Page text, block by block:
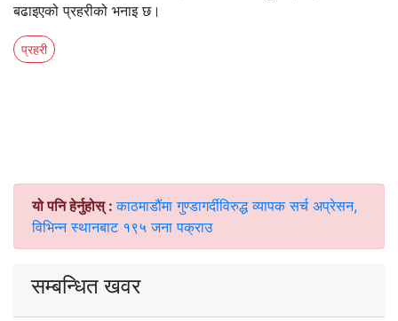
बढाइएको प्रहरीको भनाइ छ।
प्रहरी
यो पनि हेर्नुहोस् :काठमाडौंमा गुण्डागर्दीविरुद्ध व्यापक सर्च अप्रेसन,
विभिन्न स्थानबाट १९५ जना पक्राउ
सम्बन्धित खवर